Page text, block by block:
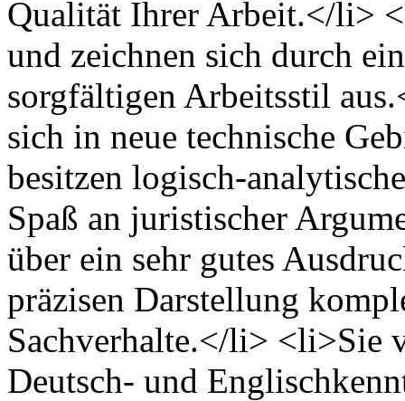
Qualität Ihrer Arbeit.</li>
und zeichnen sich durch
sorgfältigen Arbeitsstil
sich in neue technische
besitzen logisch-
Spaß an juristischer
über ein sehr gutes
präzisen Darstellung
Sachverhalte.</li> <li>Sie
Deutsch- und